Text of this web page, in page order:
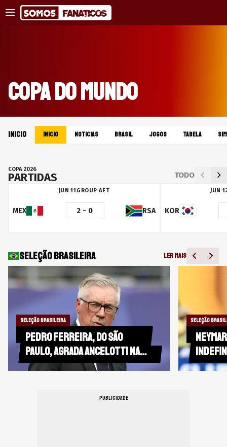
COPA DO MUNDO
INICIO INICIO NOTICIAS BRASIL JOGOS TABELA
Seleção brasileira LER MAIS
SELEÇÃO BRASILEIRA
Pedro Ferreira, do São
Paulo, agrada Ancelotti na
seleção
SELEÇÃO
do
PUBLICIDADE